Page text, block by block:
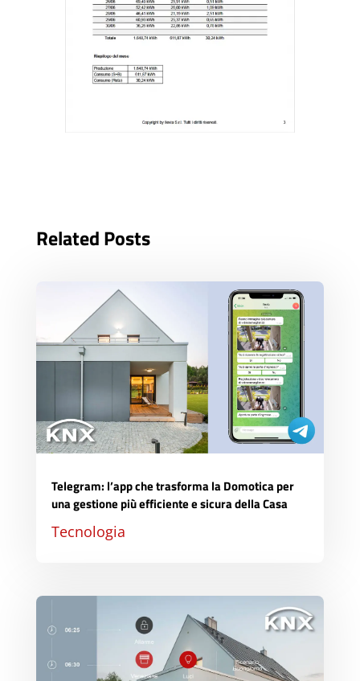
Related Posts
Telegram: l’app che trasforma la Domotica per
una gestione più efficiente e sicura della Casa
Tecnologia